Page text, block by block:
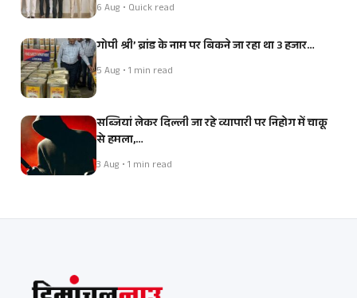
6 Aug • Quick read
गोपी श्री’ ब्रांड के नाम पर बिकने जा रहा था 3 हजार…
5 Aug • 1 min read
सब्जियां लेकर दिल्ली जा रहे व्यापारी पर निहोग में चाकू
से हमला,…
3 Aug • 1 min read